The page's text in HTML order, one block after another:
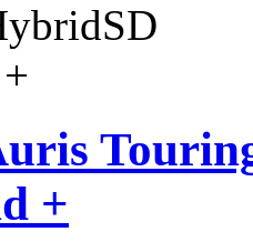
+